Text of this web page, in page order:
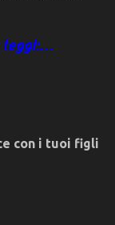
leggi:…
con i tuoi figli